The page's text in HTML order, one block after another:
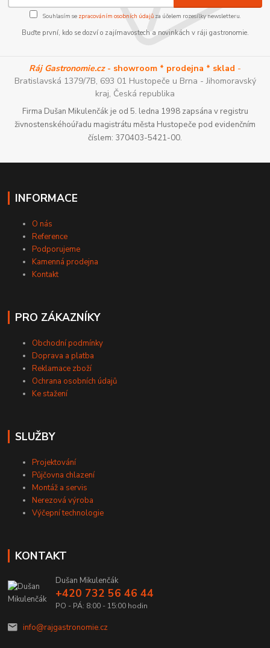
Souhlasím se zpracováním osobních údajůza účelem rozesílky newsletteru.
Buďte první, kdo se dozví o zajímavostech a novinkách v ráji gastronomie.
Ráj Gastronomie.cz- showroom * prodejna * sklad -
Bratislavská 1379/7B, 693 01 Hustopeče u Brna - Jihomoravský
kraj, Česká republika
Firma Dušan Mikulenčák je od 5. ledna 1998 zapsána v registru
živnostenskéhoúřadu magistrátu města Hustopeče pod evidenčním
číslem: 370403-5421-00.
INFORMACE
O nás
Reference
Podporujeme
Kamenná prodejna
Kontakt
PRO ZÁKAZNÍKY
Obchodní podmínky
Doprava a platba
Reklamace zboží
Ochrana osobních údajů
Ke stažení
SLUŽBY
Projektování
Půjčovna chlazení
Montáž a servis
Nerezová výroba
Výčepní technologie
KONTAKT
Dušan Mikulenčák
+420 732 56 46 44
PO - PÁ: 8:00 - 15:00 hodin
info@rajgastronomie.cz